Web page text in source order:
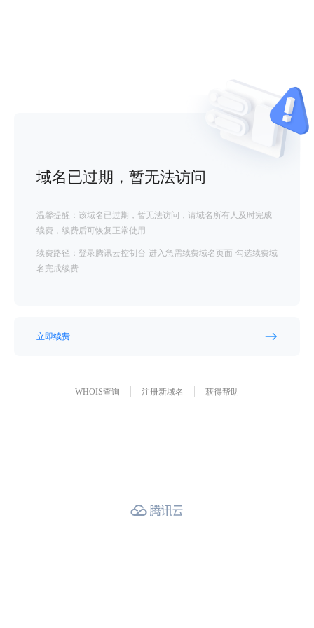
域名已过期，暂无法访问
温馨提醒：该域名已过期，暂无法访问，请域名所有人及时完成
续费，续费后可恢复正常使用
续费路径：登录腾讯云控制台-进入急需续费域名页面-勾选续费域
名完成续费
立即续费
WHOIS查询 注册新域名 获得帮助